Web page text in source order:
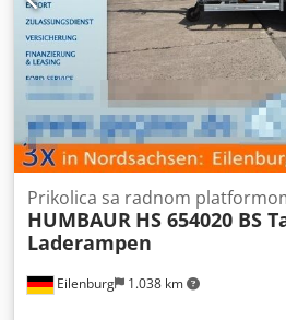
Eilenburg 1.038 km
Prikolica sa radnom
HUMBAUR HS 654020 BS
Laderampen